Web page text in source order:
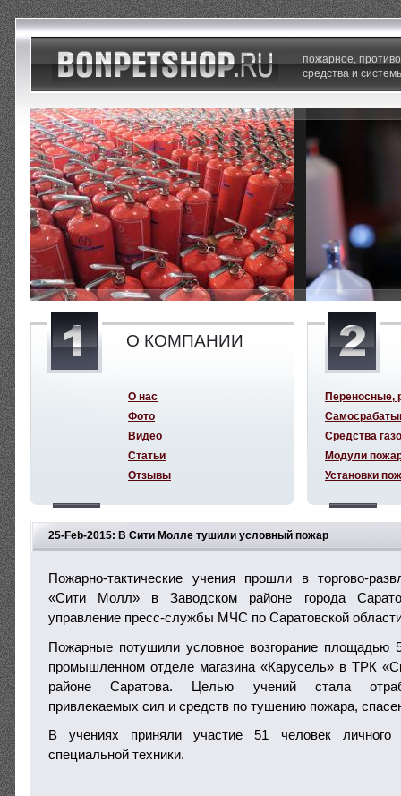
25-Feb-2015: В Сити Молле тушили условный пожар
Пожарно-тактические учения прошли в торгово-
«Сити Молл» в Заводском районе города
управление пресс-службы МЧС по Саратовской
Пожарные потушили условное возгорание площадью
промышленном отделе магазина «Карусель» в ТРК
районе Саратова. Целью учений стала
привлекаемых сил и средств по тушению пожара,
В учениях приняли участие 51 человек
специальной техники.
пожарное,
средства и
О КОМПАНИИ
О нас
Фото
Видео
Статьи
Отзывы
Переносные,
Средства
Модули
Установки